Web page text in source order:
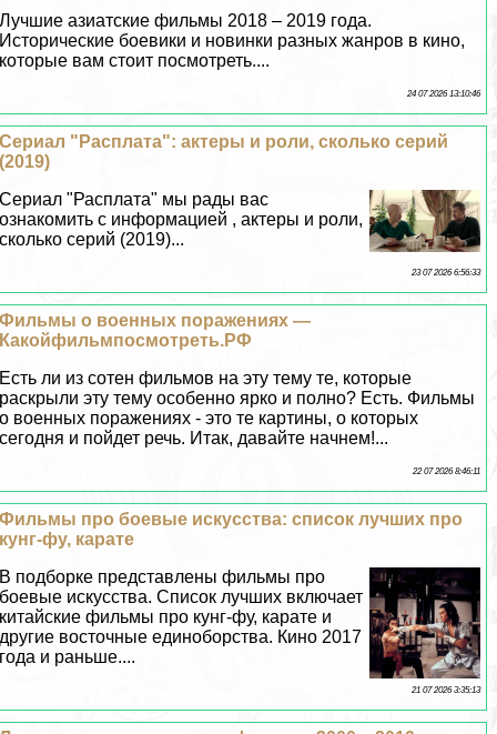
Лучшие азиатские фильмы 2018 – 2019 года.
Исторические боевики и новинки разных жанров в кино,
которые вам стоит посмотреть....
24 07 2026 13:10:46
Сериал "Расплата": актеры и роли, сколько серий
(2019)
Сериал "Расплата" мы рады вас
ознакомить с информацией , актеры и роли,
сколько серий (2019)...
23 07 2026 6:56:33
Фильмы о военных поражениях —
Какойфильмпосмотреть.РФ
Есть ли из сотен фильмов на эту тему те, которые
раскрыли эту тему особенно ярко и полно? Есть. Фильмы
о военных поражениях - это те картины, о которых
сегодня и пойдет речь. Итак, давайте начнем!...
22 07 2026 8:46:11
Фильмы про боевые искусства: список лучших про
кунг-фу, карате
В подборке представлены фильмы про
боевые искусства. Список лучших включает
китайские фильмы про кунг-фу, карате и
другие восточные единоборства. Кино 2017
года и раньше....
21 07 2026 3:35:13